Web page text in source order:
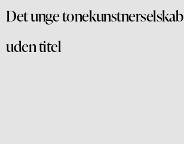
Det unge tonekunstnerselskab
uden titel